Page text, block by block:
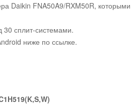
Daikin FNA50A9/RXM50R,
30 сплит-системами.
ниже по ссылке.